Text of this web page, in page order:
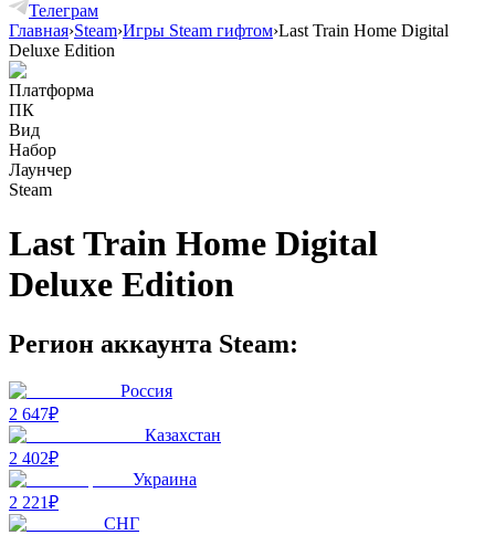
Телеграм
Главная›Steam›Игры Steam гифтом›Last Train Home Digital
Deluxe Edition
Платформа
ПК
Вид
Набор
Лаунчер
Steam
Last Train Home Digital
Deluxe Edition
Регион аккаунта Steam:
Россия
2 647₽
Казахстан
2 402₽
Украина
2 221₽
СНГ